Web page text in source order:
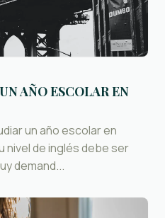
AÑO ESCOLAR EN
un año escolar en
nivel de inglés debe ser
demand...